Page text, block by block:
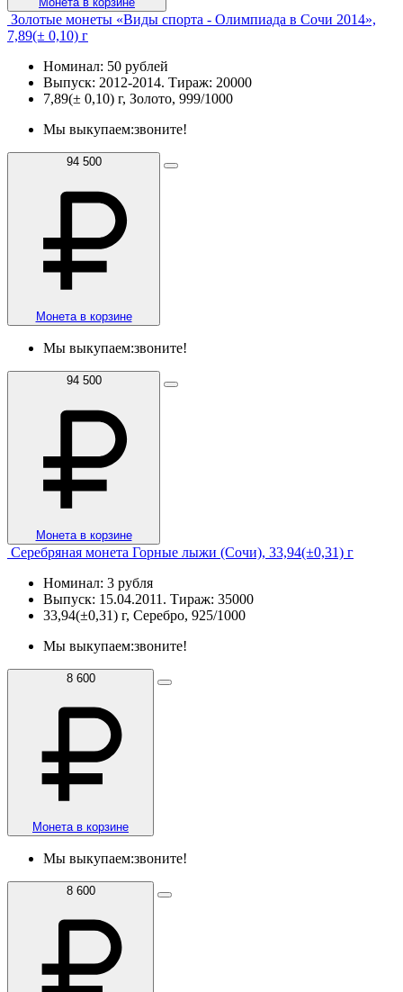
Золотые монеты «Виды спорта - Олимпиада в Сочи 2014»,
7,89(± 0,10) г
Номинал: 50 рублей
Выпуск: 2012-2014. Тираж: 20000
7,89(± 0,10) г, Золото, 999/1000
Мы выкупаем:звоните!
94 500
Монета в корзине
Мы выкупаем:звоните!
94 500
Монета в корзине
Серебряная монета Горные лыжи (Сочи), 33,94(±0,31) г
Номинал: 3 рубля
Выпуск: 15.04.2011. Тираж: 35000
33,94(±0,31) г, Серебро, 925/1000
Мы выкупаем:звоните!
8 600
Монета в корзине
Мы выкупаем:звоните!
8 600